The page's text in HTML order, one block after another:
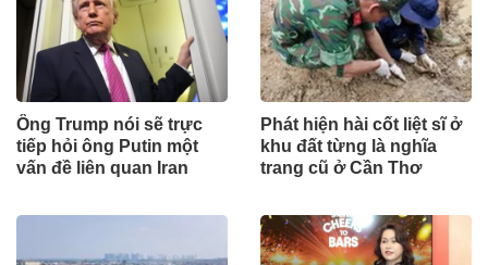
Ông Trump nói sẽ trực
tiếp hỏi ông Putin một
vấn đề liên quan Iran
Phát hiện hài cốt liệt sĩ ở
khu đất từng là nghĩa
trang cũ ở Cần Thơ